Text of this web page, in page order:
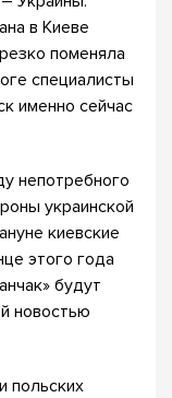
в Киеве
поменяла
специалисты
именно сейчас
непотребного
украинской
киевские
этого года
будут
новостью
польских